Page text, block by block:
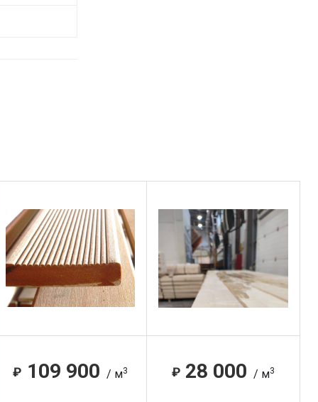
₽ 109 900 / м3 ₽ 28 000 / м3